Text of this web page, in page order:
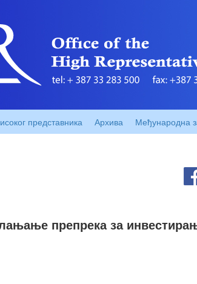
представника Архива Међународна
препрека за